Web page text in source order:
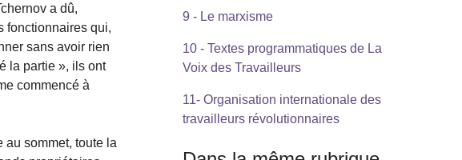
a dû,
fonctionnaires qui,
sans avoir rien
la partie », ils ont
commencé à
au sommet, toute la
9 - Le marxisme
10 - Textes programmatiques de La
Voix des Travailleurs
11- Organisation internationale des
travailleurs révolutionnaires